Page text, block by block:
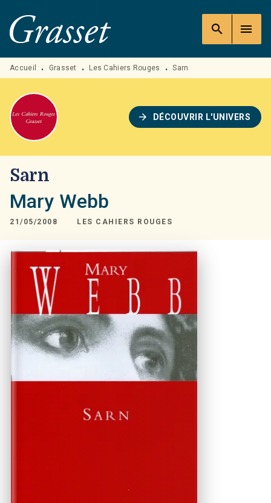
MENU RECHERCHE
PIED DE PAGE
search menu
Accueil • Grasset • Les Cahiers Rouges • Sarn
arrow_forward DÉCOUVRIR L'UNIVERS
Sarn
Mary Webb
21/05/2008 LES CAHIERS ROUGES